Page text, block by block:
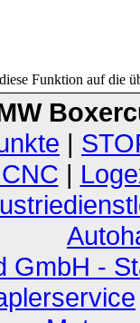
Funktion auf die
|
|
GmbH -